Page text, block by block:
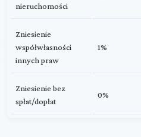
nieruchomości
Zniesienie
współwłasności
innych praw
1%
Zniesienie bez
spłat/dopłat
0%